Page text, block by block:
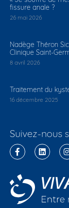
fissure anale ?
26 mai 2026
Nadège Théron
Clinique Saint-
8 avril 2026
Traitement du
16 décembre 2025
Suivez-nous